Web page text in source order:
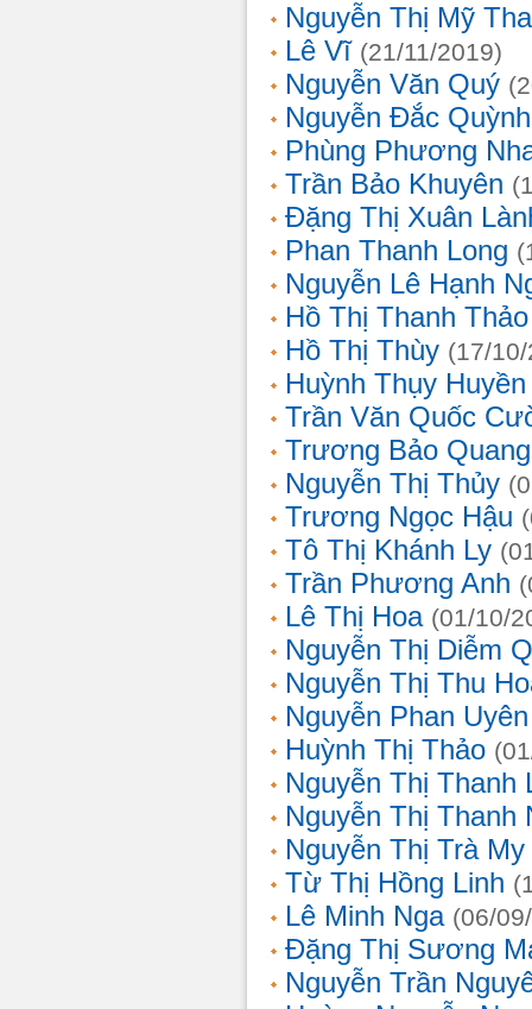
Nguyễn Thị Mỹ
Lê Vĩ (21/11/2019)
Nguyễn Văn Quý
Nguyễn Đắc
Phùng Phương
Trần Bảo Khuyên
Đặng Thị Xuân
Phan Thanh Long
Nguyễn Lê Hạnh
Hồ Thị Thanh Thảo
Hồ Thị Thùy (17/
Huỳnh Thụy
Trần Văn Quốc
Trương Bảo
Nguyễn Thị Thủy
Trương Ngọc Hậu
Tô Thị Khánh Ly
Trần Phương Anh
Lê Thị Hoa (01/10/
Nguyễn Thị Diễm
Nguyễn Thị Thu
Nguyễn Phan
Huỳnh Thị Thảo
Nguyễn Thị Thanh
Nguyễn Thị Thanh
Nguyễn Thị Trà My
Từ Thị Hồng Linh
Lê Minh Nga (06/
Đặng Thị Sương
Nguyễn Trần